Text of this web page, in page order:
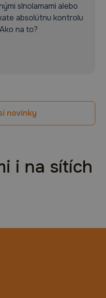
slnolamami alebo
absolútnu kontrolu
na to?
novinky
i na sítích